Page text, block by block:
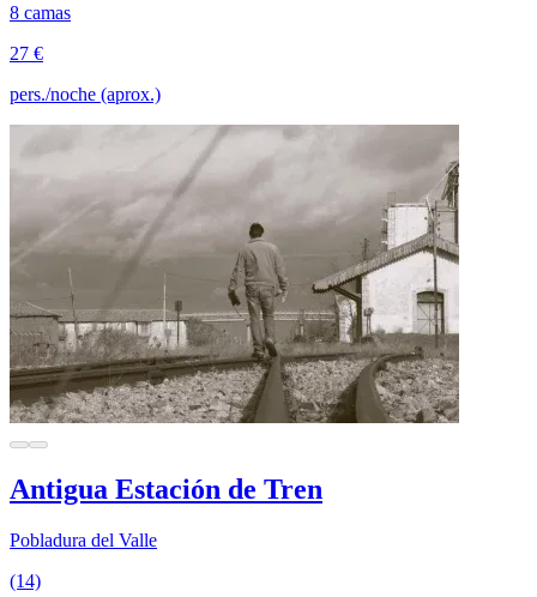
8 camas
27 €
pers./noche (aprox.)
Antigua Estación de Tren
Pobladura del Valle
(14)